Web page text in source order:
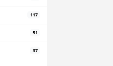
117
51
37